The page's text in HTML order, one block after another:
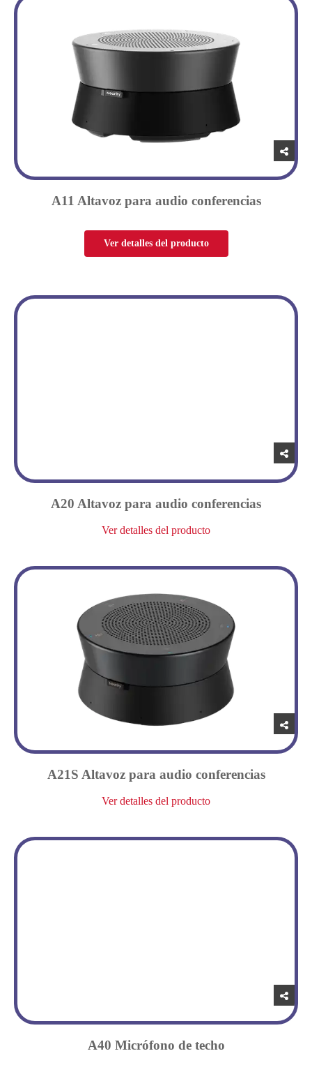
A11 Altavoz para audio conferencias
Ver detalles del producto
A20 Altavoz para audio conferencias
Ver detalles del producto
A21S Altavoz para audio conferencias
Ver detalles del producto
A40 Micrófono de techo